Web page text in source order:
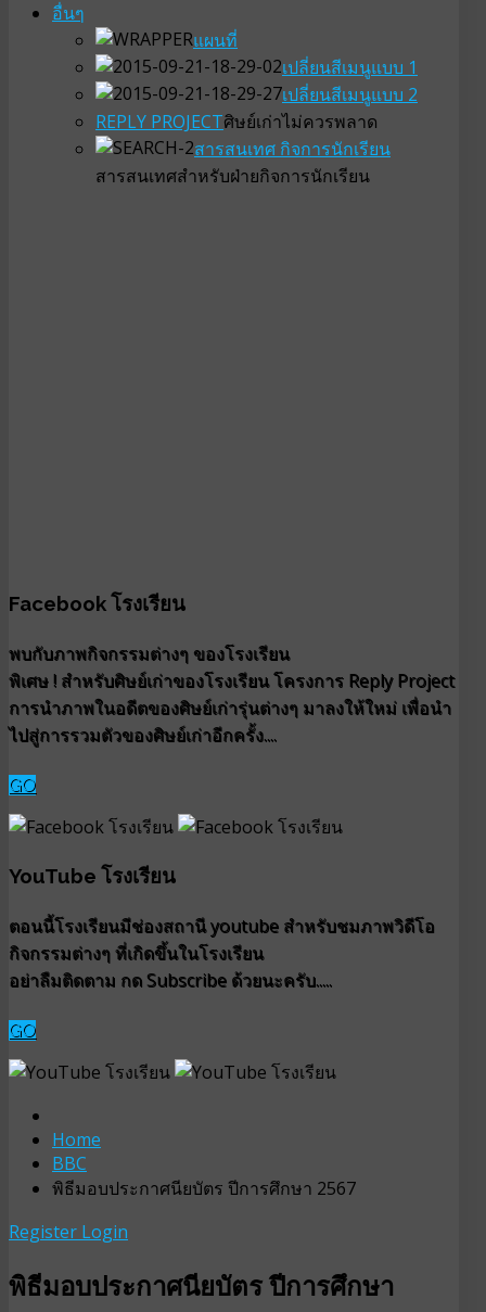
อื่นๆ
แผนที่
เปลี่ยนสีเมนูแบบ 1
เปลี่ยนสีเมนูแบบ 2
REPLY PROJECTศิษย์เก่าไม่ควรพลาด
สารสนเทศ กิจการนักเรียน
สารสนเทศสำหรับฝ่ายกิจการนักเรียน
Facebook โรงเรียน
พบกับภาพกิจกรรมต่างๆ ของโรงเรียน
พิเศษ ! สำหรับศิษย์เก่าของโรงเรียน โครงการ Reply Project
การนำภาพในอดีตของศิษย์เก่ารุ่นต่างๆ มาลงให้ใหม่ เพื่อนำ
ไปสู่การรวมตัวของศิษย์เก่าอีกครั้ง....
GO
YouTube โรงเรียน
ตอนนี้โรงเรียนมีช่องสถานี youtube สำหรับชมภาพวิดีโอ
กิจกรรมต่างๆ ที่เกิดขึ้นในโรงเรียน
อย่าลืมติดตาม กด Subscribe ด้วยนะครับ.....
GO
Home
BBC
พิธีมอบประกาศนียบัตร ปีการศึกษา 2567
Register Login
พิธีมอบประกาศนียบัตร ปีการศึกษา